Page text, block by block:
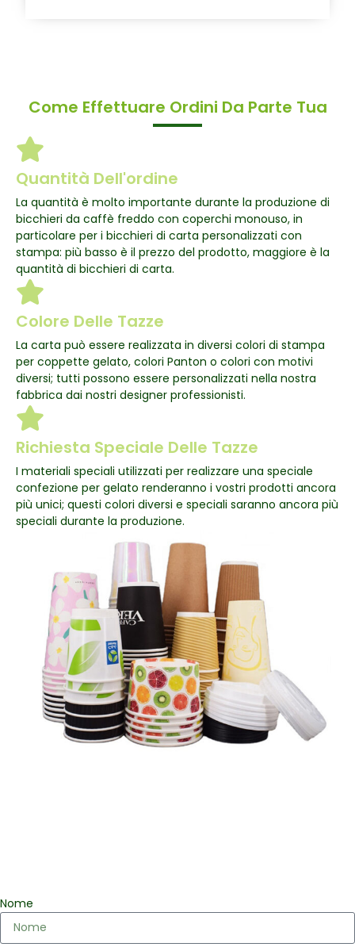
Come Effettuare Ordini Da Parte Tua
Quantità Dell'ordine
La quantità è molto importante durante la produzione di
bicchieri da caffè freddo con coperchi monouso, in
particolare per i bicchieri di carta personalizzati con
stampa: più basso è il prezzo del prodotto, maggiore è la
quantità di bicchieri di carta.
Colore Delle Tazze
La carta può essere realizzata in diversi colori di stampa
per coppette gelato, colori Panton o colori con motivi
diversi; tutti possono essere personalizzati nella nostra
fabbrica dai nostri designer professionisti.
Richiesta Speciale Delle Tazze
I materiali speciali utilizzati per realizzare una speciale
confezione per gelato renderanno i vostri prodotti ancora
più unici; questi colori diversi e speciali saranno ancora più
speciali durante la produzione.
Nome